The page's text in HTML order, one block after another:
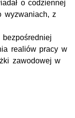
o codziennej
wyzwaniach, z
realiów pracy w
zawodowej w